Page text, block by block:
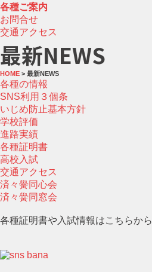
各種ご案内
お問合せ
交通アクセス
最新NEWS
HOME > 最新NEWS
各種の情報
SNS利用３個条
いじめ防止基本方針
学校評価
進路実績
各種証明書
高校入試
交通アクセス
済々黌同心会
済々黌同窓会
各種証明書や入試情報はこちらから